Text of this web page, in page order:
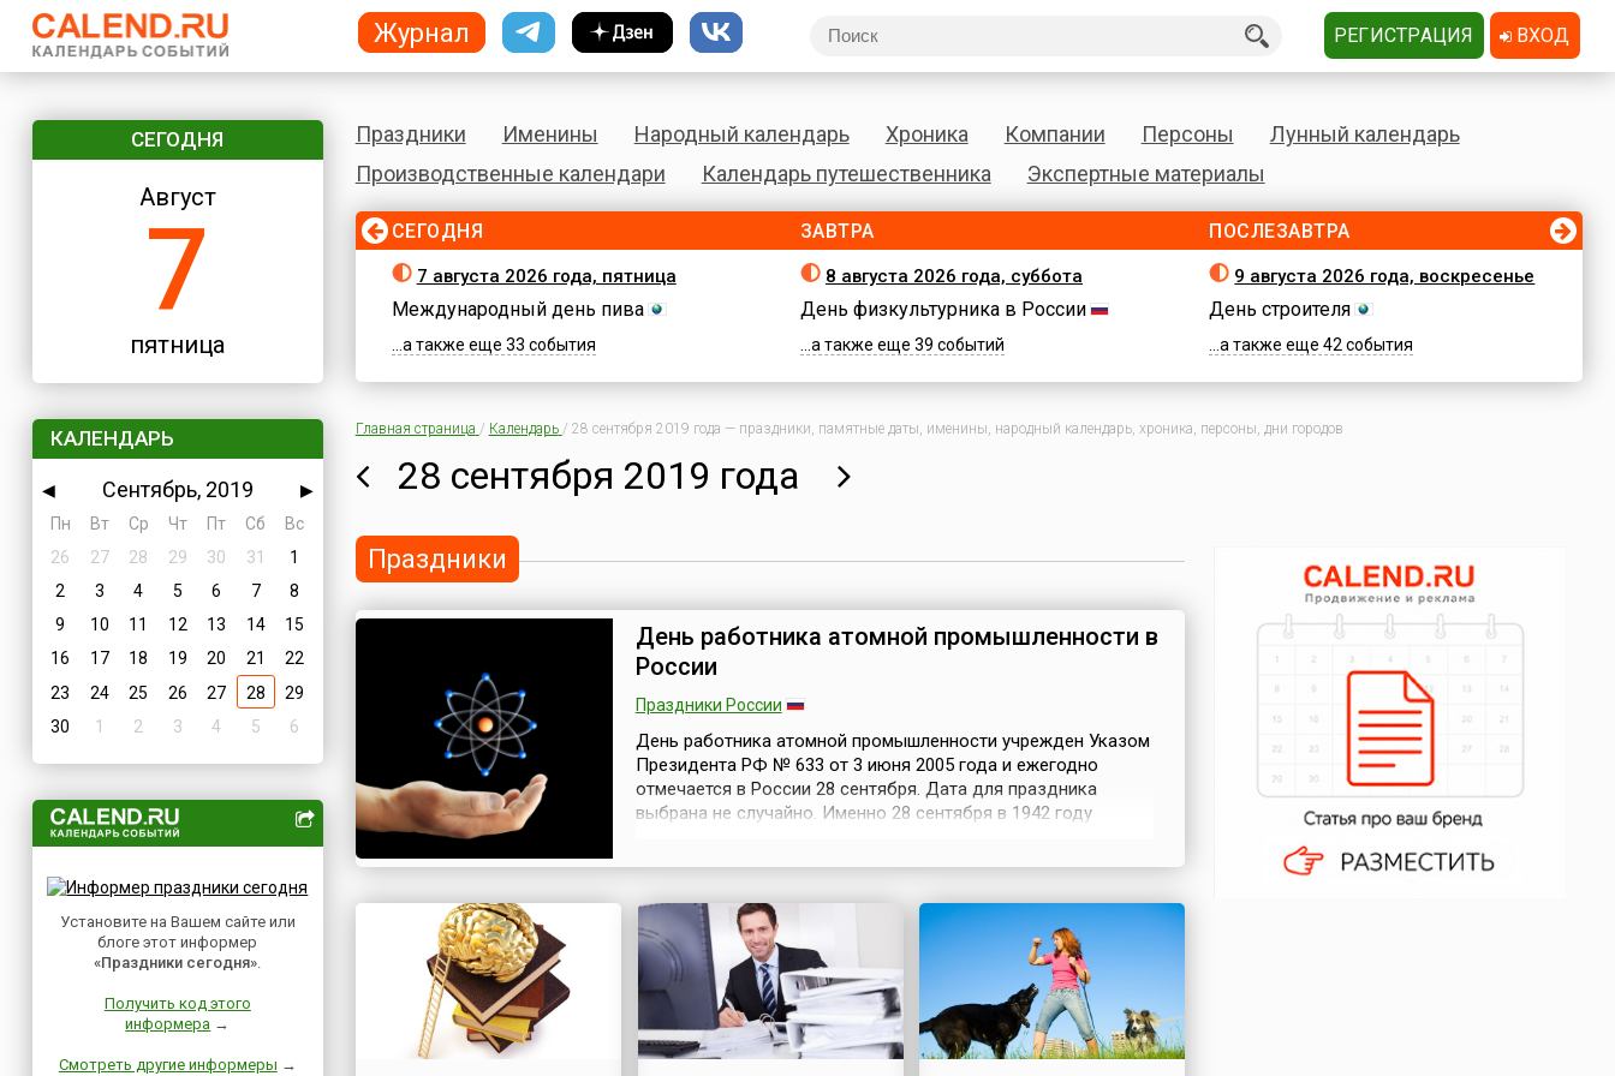
СЕГОДНЯ
Август
7
пятница
КАЛЕНДАРЬ
◀ Сентябрь, 2019
▶
Пн
Вт Ср Чт Пт Сб
Вс
26
27 28 29 30 31
1
2
3 4 5 6 7
8
9
10 11 12 13 14
15
16
17 18 19 20 21
22
23
24 25 26 27 28
29
30
1 2 3 4 5 6
Установите на Вашем сайте или
блоге этот информер
«Праздники сегодня».
Получить код этого
информера →
Смотреть другие информеры →
Праздники Именины Народный календарь Хроника Компании Персоны
Лунный календарь
Производственные календари
Календарь путешественника Экспертные материалы
СЕГОДНЯ
7 августа 2026 года, пятница
Международный день пива
...а также еще 33 события
ЗАВТРА
8 августа 2026 года, суббота
День физкультурника в России
...а также еще 39 событий
ПОСЛЕЗАВТРА
9 августа 2026 года, воскресенье
День строителя
...а также еще 42 события
Главная страница / Календарь / 28 сентября 2019 года — праздники, памятные даты, именины, народный календарь, хроника, персоны, дни городов
28 сентября 2019 года
Праздники
День работника атомной промышленности в
России
Праздники России
День работника атомной промышленности учрежден Указом
Президента РФ № 633 от 3 июня 2005 года и ежегодно
отмечается в России 28 сентября. Дата для праздника
выбрана не случайно. Именно 28 сентября в 1942 году
атомного ядра. Таким образом, эта д...
Журнал РЕГИСТРАЦИЯ ВХОД